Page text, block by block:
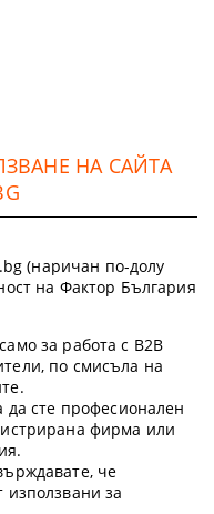
НА САЙТА
(наричан по-долу
на Фактор България
за работа с B2B
по смисъла на
да сте професионален
фирма или
че
използвани за